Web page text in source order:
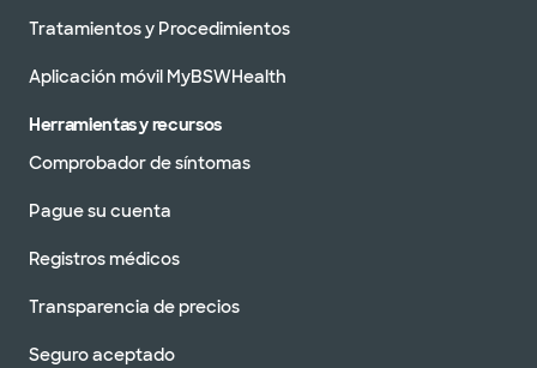
Tratamientos y Procedimientos
Aplicación móvil MyBSWHealth
Herramientas y recursos
Comprobador de síntomas
Pague su cuenta
Registros médicos
Transparencia de precios
Seguro aceptado